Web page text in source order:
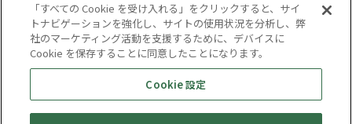
会社概要
サイトマップ
お問い合わせ
個人情報保護方針
株式会社テイツー
「すべての Cookie を受け入れる」をクリックすると、サイ
トナビゲーションを強化し、サイトの使用状況を分析し、弊
社のマーケティング活動を支援するために、デバイスに
Cookie を保存することに同意したことになります。
Cookie 設定